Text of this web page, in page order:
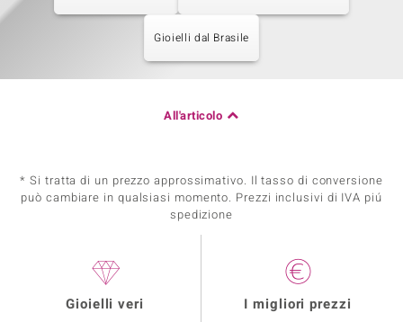
Gioielli dal Brasile
All'articolo
* Si tratta di un prezzo approssimativo. Il tasso di conversione
può cambiare in qualsiasi momento. Prezzi inclusivi di IVA piú
spedizione
Gioielli veri I migliori prezzi